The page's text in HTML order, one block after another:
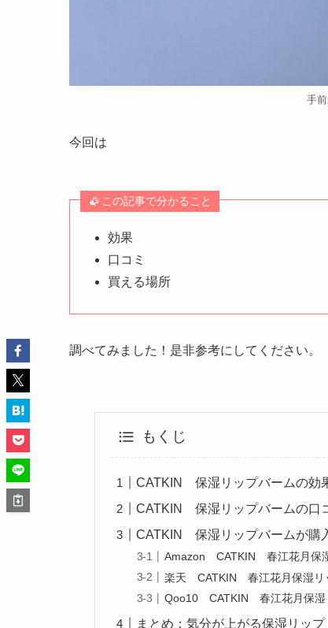
手
今回は
この記事で分かること
効果
口コミ
買える場所
調べてみました！是非参考にしてください。
もくじ
CATKIN 保湿リップバームの効
CATKIN 保湿リップバームの口
CATKIN 保湿リップバームが購
Amazon CATKIN 春江花月保
楽天 CATKIN 春江花月保湿リ
Qoo10 CATKIN 春江花月保湿
まとめ：気分が上がる保湿リップ